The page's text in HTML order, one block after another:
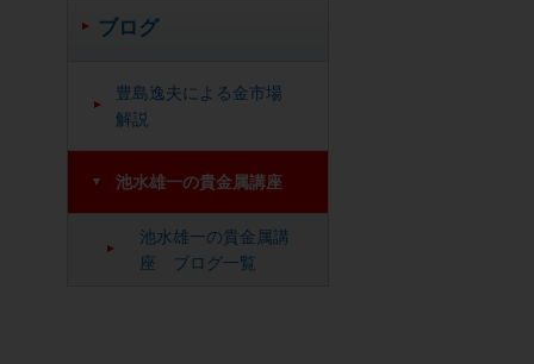
ブログ
豊島逸夫による金市場
解説
池水雄一の貴金属講座
池水雄一の貴金属講
座 ブログ一覧